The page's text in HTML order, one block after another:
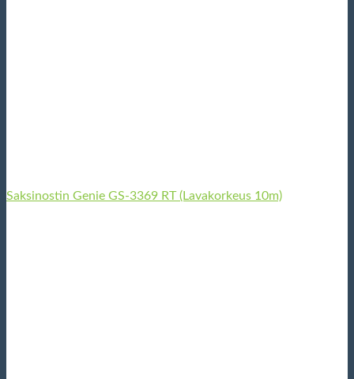
Saksinostin Genie GS-3369 RT (Lavakorkeus 10m)